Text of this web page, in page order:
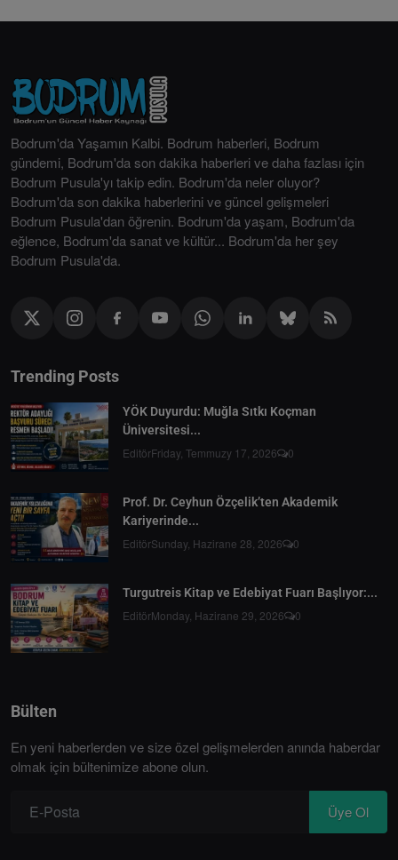
Bodrum'da Yaşamın Kalbi. Bodrum haberleri, Bodrum
gündemi, Bodrum'da son dakika haberleri ve daha fazlası için
Bodrum Pusula'yı takip edin. Bodrum'da neler oluyor?
Bodrum'da son dakika haberlerini ve güncel gelişmeleri
Bodrum Pusula'dan öğrenin. Bodrum'da yaşam, Bodrum'da
eğlence, Bodrum'da sanat ve kültür... Bodrum'da her şey
Bodrum Pusula'da.
Trending Posts
YÖK Duyurdu: Muğla Sıtkı Koçman
Üniversitesi...
EditörFriday, Temmuzy 17, 2026 0
Prof. Dr. Ceyhun Özçelik’ten Akademik
Kariyerinde...
EditörSunday, Hazirane 28, 2026 0
Turgutreis Kitap ve Edebiyat Fuarı Başlıyor:...
EditörMonday, Hazirane 29, 2026 0
Bülten
En yeni haberlerden ve size özel gelişmelerden anında haberdar
olmak için bültenimize abone olun.
Üye Ol